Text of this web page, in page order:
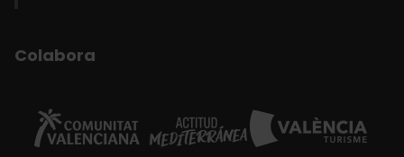
Colabora